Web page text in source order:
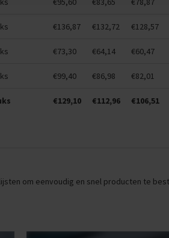
€136,87 €132,72 €128,57
€73,30 €64,14 €60,47
€99,40 €86,98 €82,01
€129,10 €112,96 €106,51
om eenvoudig en snel producten te